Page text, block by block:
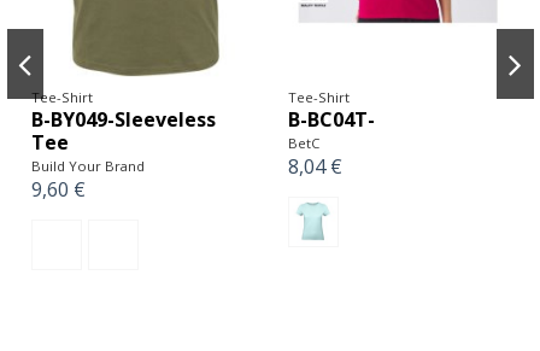
Tee-Shirt
B-BY049-Sleeveless
Tee
Build Your Brand
9,60 €
Tee-Shirt
B-BC04T-
BetC
8,04 €